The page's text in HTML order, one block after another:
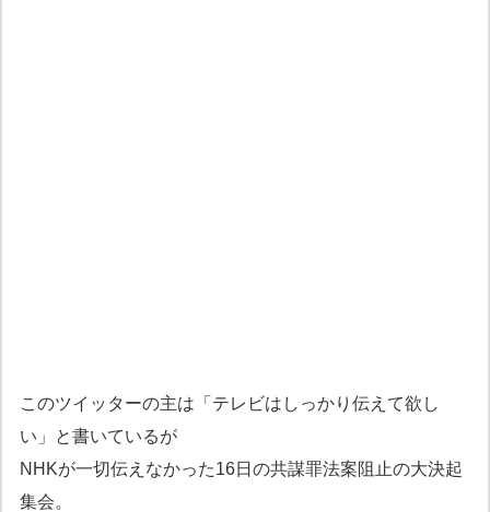
このツイッターの主は「テレビはしっかり伝えて欲し
い」と書いているが
NHKが一切伝えなかった16日の共謀罪法案阻止の大決起
集会。